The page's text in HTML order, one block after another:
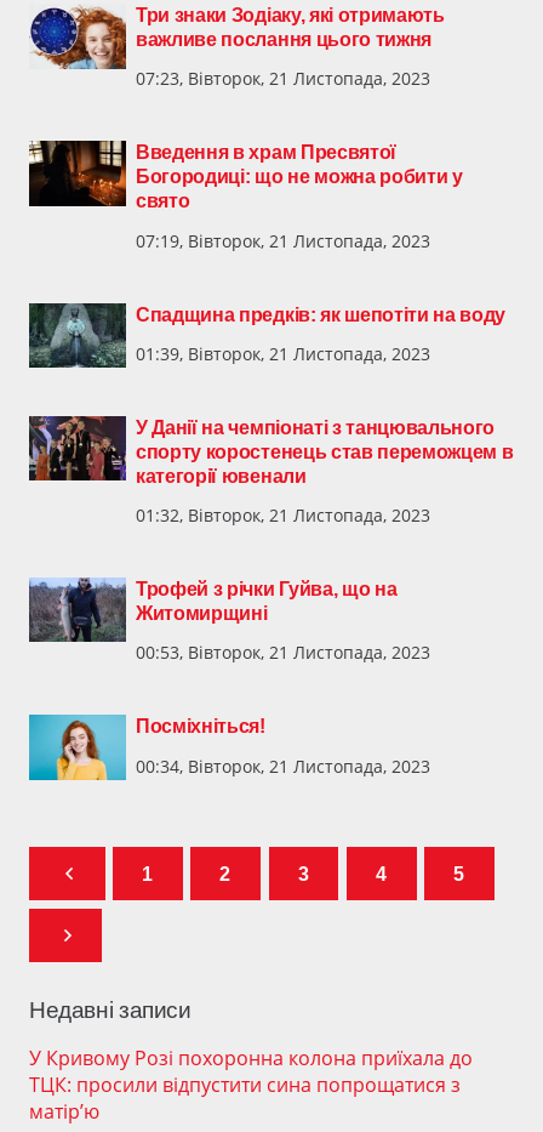
Три знаки Зодіаку, які отримають
важливе послання цього тижня
07:23, Вівторок, 21 Листопада, 2023
Введення в храм Пресвятої
Богородиці: що не можна робити у
свято
07:19, Вівторок, 21 Листопада, 2023
Спадщина предків: як шепотіти на воду
01:39, Вівторок, 21 Листопада, 2023
У Данії на чемпіонаті з танцювального
спорту коростенець став переможцем в
категорії ювенали
01:32, Вівторок, 21 Листопада, 2023
Трофей з річки Гуйва, що на
Житомирщині
00:53, Вівторок, 21 Листопада, 2023
Посміхніться!
00:34, Вівторок, 21 Листопада, 2023
1 2 3 4 5
Недавні записи
У Кривому Розі похоронна колона приїхала до
ТЦК: просили відпустити сина попрощатися з
матір’ю